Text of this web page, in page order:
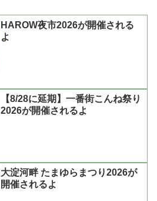
HAROW夜市2026が開催される
よ
【8/28に延期】一番街こんね祭り
2026が開催されるよ
大淀河畔 たまゆらまつり2026が
開催されるよ